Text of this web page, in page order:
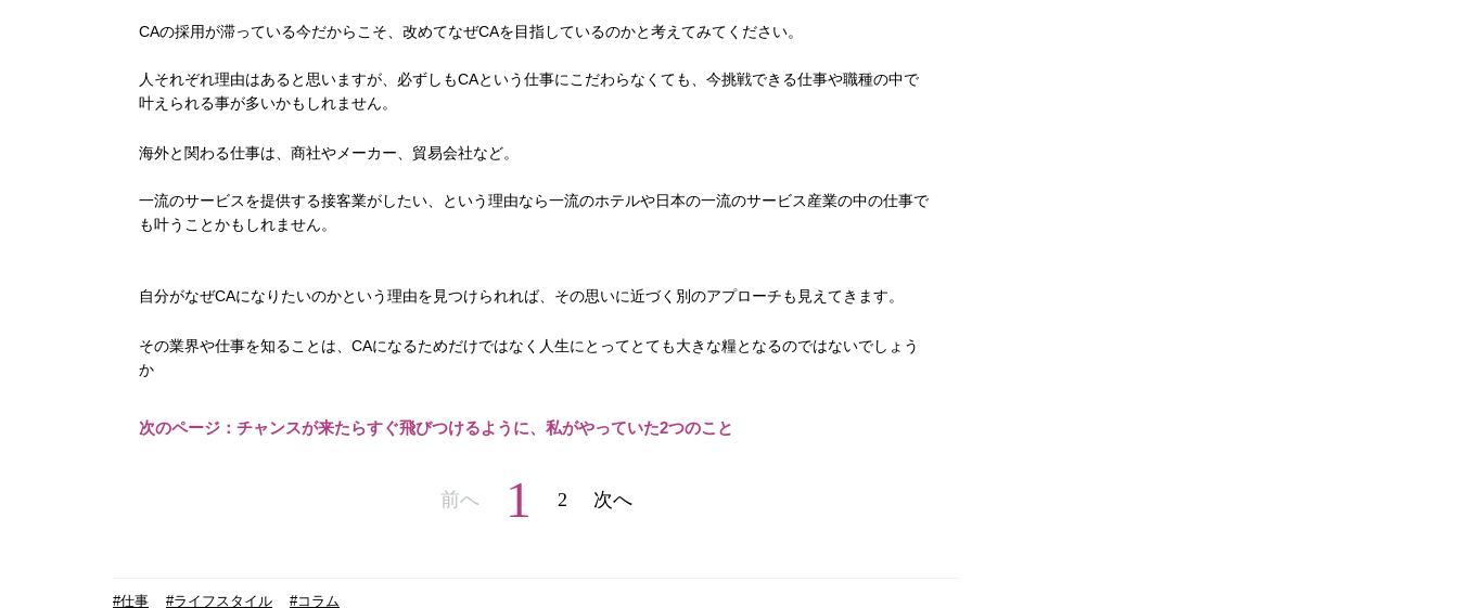
CAの採用が滞っている今だからこそ、改めてなぜCAを目指しているのかと考えてみてください。
人それぞれ理由はあると思いますが、必ずしもCAという仕事にこだわらなくても、今挑戦できる仕事や職種の中で
叶えられる事が多いかもしれません。
海外と関わる仕事は、商社やメーカー、貿易会社など。
一流のサービスを提供する接客業がしたい、という理由なら一流のホテルや日本の一流のサービス産業の中の仕事で
も叶うことかもしれません。
自分がなぜCAになりたいのかという理由を見つけられれば、その思いに近づく別のアプローチも見えてきます。
その業界や仕事を知ることは、CAになるためだけではなく人生にとってとても大きな糧となるのではないでしょう
か
次のページ：チャンスが来たらすぐ飛びつけるように、私がやっていた2つのこと
前へ 1 2 次へ
#仕事 #ライフスタイル #コラム